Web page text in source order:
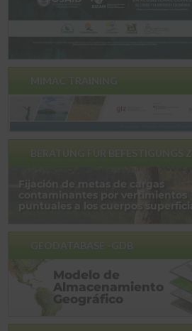
MIMAC TRAINING
BERATUNG FÜR BEFESTIGUNGS
GEODATABASE -GDB